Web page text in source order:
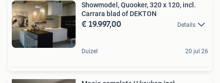
Showmodel, Quooker, 320 x 120, incl.
Carrara blad of DEKTON
€ 19.997,00 Details
Duizel 20 jul 26